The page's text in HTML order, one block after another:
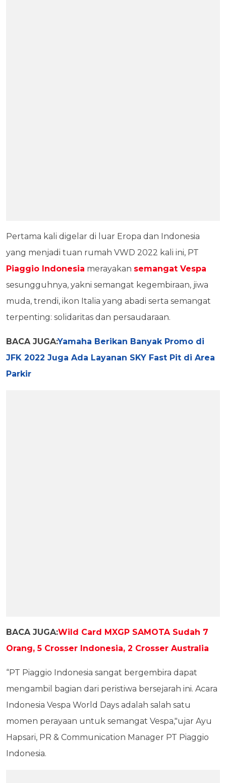
Pertama kali digelar di luar Eropa dan Indonesia
yang menjadi tuan rumah VWD 2022 kali ini, PT
Piaggio Indonesia merayakan semangat Vespa
sesungguhnya, yakni semangat kegembiraan, jiwa
muda, trendi, ikon Italia yang abadi serta semangat
terpenting: solidaritas dan persaudaraan.
BACA JUGA:Yamaha Berikan Banyak Promo di
JFK 2022 Juga Ada Layanan SKY Fast Pit di Area
Parkir
BACA JUGA:Wild Card MXGP SAMOTA Sudah 7
Orang, 5 Crosser Indonesia, 2 Crosser Australia
“PT Piaggio Indonesia sangat bergembira dapat
mengambil bagian dari peristiwa bersejarah ini. Acara
Indonesia Vespa World Days adalah salah satu
momen perayaan untuk semangat Vespa,"ujar Ayu
Hapsari, PR & Communication Manager PT Piaggio
Indonesia.